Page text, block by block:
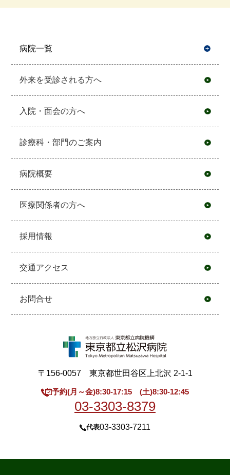
病院一覧
外来を受診される方へ
入院・面会の方へ
診療科・部門のご案内
病院概要
医療関係者の方へ
採用情報
交通アクセス
お問合せ
〒156-0057 東京都世田谷区上北沢 2-1-1
予約(月～金)8:30-17:15 (土)8:30-12:45
03-3303-8379
代表03-3303-7211